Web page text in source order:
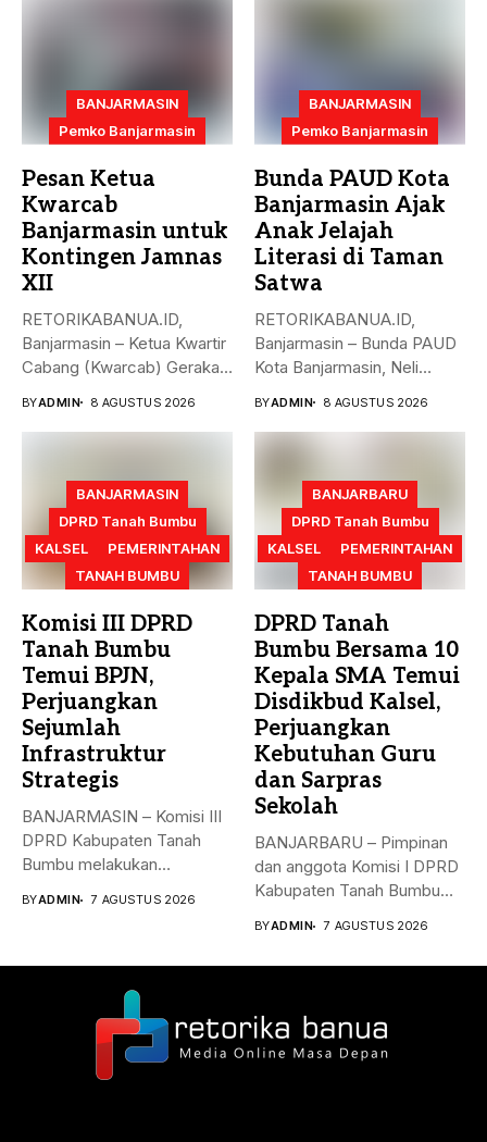
BANJARMASIN
Pemko Banjarmasin
Pesan Ketua
Kwarcab
Banjarmasin untuk
Kontingen Jamnas
XII
RETORIKABANUA.ID,
Banjarmasin – Ketua Kwartir
Cabang (Kwarcab) Gerakan
BYADMIN 8 AGUSTUS 2026
BANJARMASIN
Pemko Banjarmasin
Bunda PAUD Kota
Banjarmasin Ajak
Anak Jelajah
Literasi di Taman
Satwa
RETORIKABANUA.ID,
Banjarmasin – Bunda PAUD
Kota Banjarmasin, Neli
BYADMIN 8 AGUSTUS 2026
BANJARMASIN
DPRD Tanah Bumbu
KALSEL
PEMERINTAHAN
TANAH BUMBU
Komisi III DPRD
Tanah Bumbu
Temui BPJN,
Perjuangkan
Sejumlah
Infrastruktur
Strategis
BANJARMASIN – Komisi III
DPRD Kabupaten Tanah
Bumbu melakukan
BYADMIN 7 AGUSTUS 2026
BANJARBARU
DPRD Tanah Bumbu
KALSEL
PEMERINTAHAN
TANAH BUMBU
DPRD Tanah
Bumbu Bersama 10
Kepala SMA Temui
Disdikbud Kalsel,
Perjuangkan
Kebutuhan Guru
dan Sarpras
Sekolah
BANJARBARU – Pimpinan
dan anggota Komisi I DPRD
Kabupaten Tanah Bumbu
BYADMIN 7 AGUSTUS 2026